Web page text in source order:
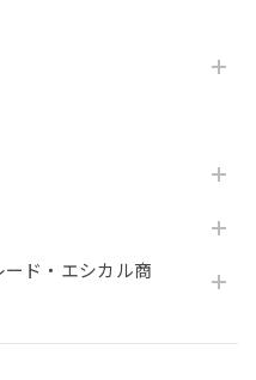
ード・エシカル商